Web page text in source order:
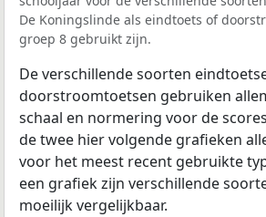
De Koningslinde als eindtoets of
groep 8 gebruikt zijn.
De verschillende soorten
doorstroomtoetsen gebruiken
schaal en normering voor de
de twee hier volgende grafieken
voor het meest recent gebruikte
een grafiek zijn verschillende
moeilijk vergelijkbaar.